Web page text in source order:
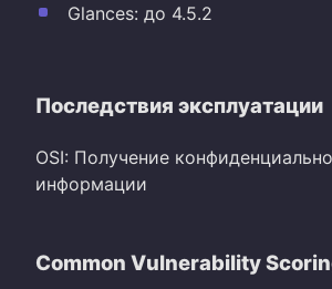
Glances: до 4.5.2
Последствия эксплуатации
OSI: Получение
информации
Common Vulnerability